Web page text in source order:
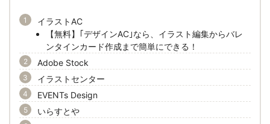
イラストAC
【無料】｢デザインAC｣なら、イラスト編集からバレ
ンタインカード作成まで簡単にできる！
Adobe Stock
イラストセンター
EVENTs Design
いらすとや